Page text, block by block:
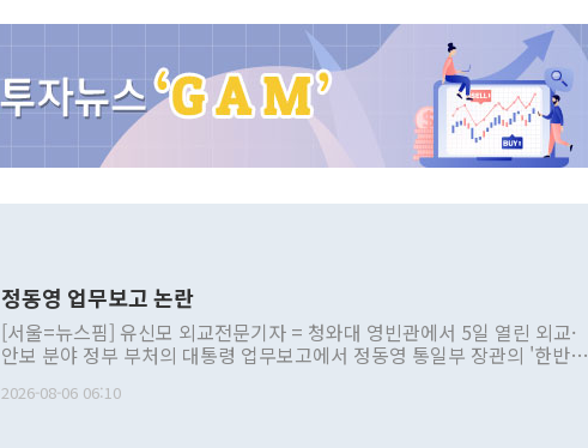
정동영 업무보고 논란
[서울=뉴스핌] 유신모 외교전문기자 = 청와대 영빈관에서 5일 열린 외교·
안보 분야 정부 부처의 대통령 업무보고에서 정동영 통일부 장관의 '한반도
발언 중에는 정부 내 조율을 거치지 않은 사안을 정책으로 추진하겠다고 공
2026-08-06 06:10